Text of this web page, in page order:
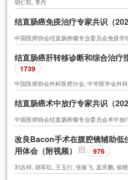
胡仁旺, 李丹
结直肠癌免疫治疗专家共识（
中国医师协会结直肠肿瘤专业委员会免疫学
结直肠癌肝转移诊断和综合治疗
1739
结直肠癌术中放疗专家共识（
中国医师协会结直肠肿瘤专业委员会术中放
改良Bacon手术在腹腔镜辅助低
用体会（附视频）
976
刘吉祥, 胡军红, 王玉行, 张振飞, 孟庆鹏, 侯